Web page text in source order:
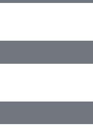
からの挑戦状』
子<アルテミス役>・小松
第八話>
と、自分を慕うフラン
そうと集まったフランス